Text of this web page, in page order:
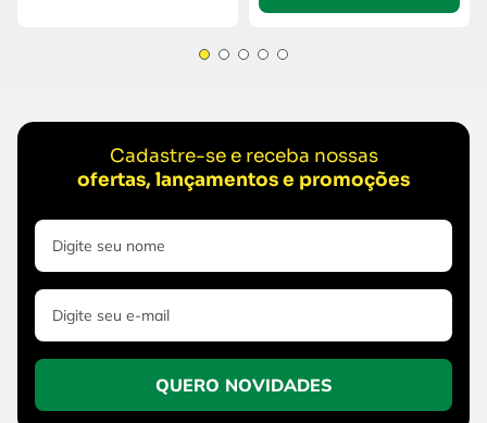
Cadastre-se e receba nossas
ofertas, lançamentos e promoções
QUERO NOVIDADES